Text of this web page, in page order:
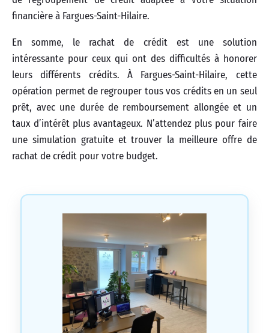
financière à Fargues-Saint-Hilaire.
En somme, le rachat de crédit est une solution
intéressante pour ceux qui ont des difficultés à honorer
leurs différents crédits. À Fargues-Saint-Hilaire, cette
opération permet de regrouper tous vos crédits en un seul
prêt, avec une durée de remboursement allongée et un
taux d’intérêt plus avantageux. N’attendez plus pour faire
une simulation gratuite et trouver la meilleure offre de
rachat de crédit pour votre budget.